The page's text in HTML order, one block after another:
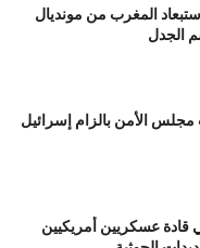
المغرب من مونديال
مجلس الأمن بالزام إسرائيل
قادة عسكريين أمريكيين